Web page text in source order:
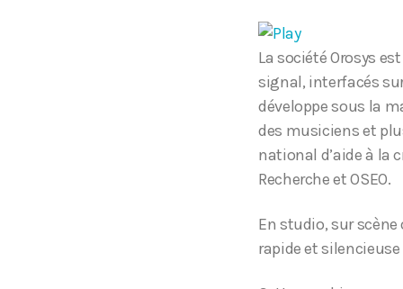
La société Orosys
signal, interfacés
développe sous la
des musiciens et
national d’aide à la
Recherche et OSEO.
En studio, sur
rapide et